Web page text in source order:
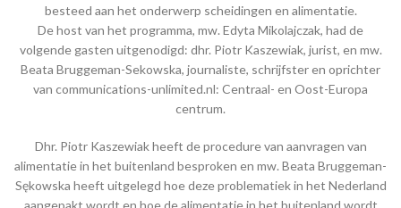
besteed aan het onderwerp scheidingen en alimentatie.
De host van het programma, mw. Edyta Mikolajczak, had de
volgende gasten uitgenodigd: dhr. Piotr Kaszewiak, jurist, en mw.
Beata Bruggeman-Sekowska, journaliste, schrijfster en oprichter
van communications-unlimited.nl: Centraal- en Oost-Europa
centrum.
Dhr. Piotr Kaszewiak heeft de procedure van aanvragen van
alimentatie in het buitenland besproken en mw. Beata Bruggeman-
Sękowska heeft uitgelegd hoe deze problematiek in het Nederland